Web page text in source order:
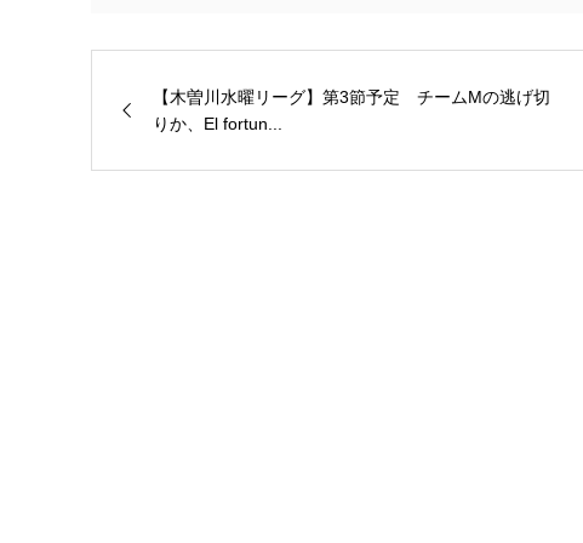
【木曽川水曜リーグ】第3節予定 チームMの逃げ切
りか、El fortun...